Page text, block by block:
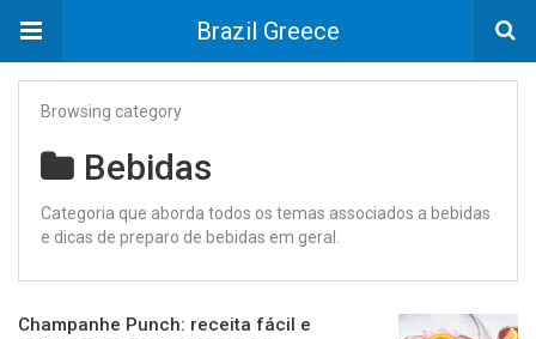
Brazil Greece
Browsing category
Bebidas
Categoria que aborda todos os temas associados a bebidas
e dicas de preparo de bebidas em geral.
Champanhe Punch: receita fácil e